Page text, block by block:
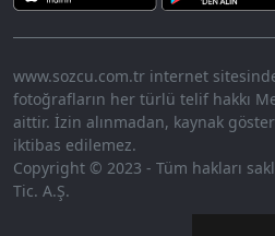
Aç
www.sozcu.com.tr internet
fotoğrafların her türlü telif hakkı
aittir. İzin alınmadan, kaynak
iktibas edilemez.
Copyright © 2023 - Tüm hakları
Tic. A.Ş.